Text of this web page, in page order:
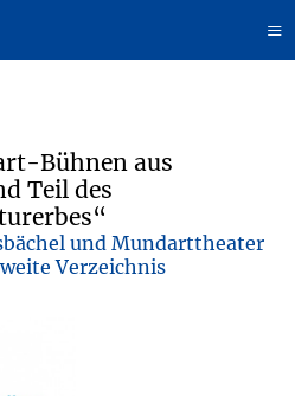
≡
Bühnen aus
Teil des
und Mundarttheater
Verzeichnis